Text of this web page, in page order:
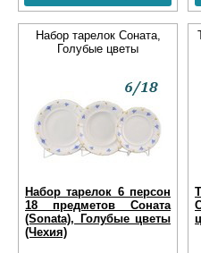
Набор тарелок Соната,
Голубые цветы
Набор тарелок 6 персон
18 предметов Соната
(Sonata), Голубые цветы
(Чехия)